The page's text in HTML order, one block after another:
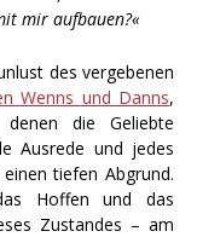
mir aufbauen?«
des vergebenen
Wenns und Danns,
die Geliebte
Ausrede und jedes
tiefen Abgrund.
Hoffen und das
Zustandes – am